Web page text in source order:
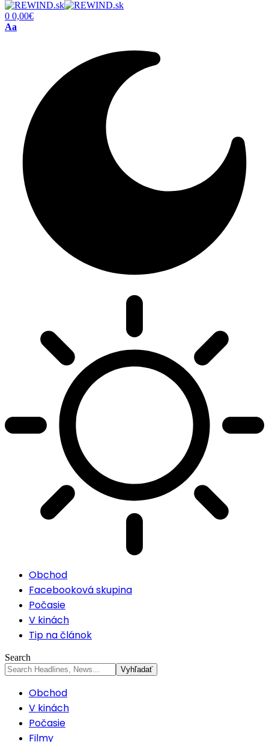
0 0,00€
Font
Aa
Obchod
Facebooková skupina
Počasie
V kinách
Tip na článok
Search
Obchod
V kinách
Počasie
Filmy